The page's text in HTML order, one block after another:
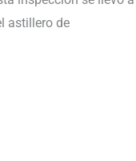
astillero de